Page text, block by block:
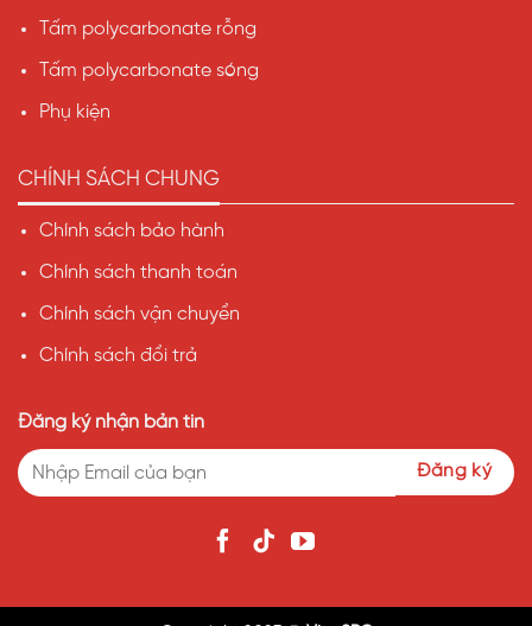
Tấm polycarbonate rỗng
Tấm polycarbonate sóng
Phụ kiện
CHÍNH SÁCH CHUNG
Chính sách bảo hành
Chính sách thanh toán
Chính sách vận chuyển
Chính sách đổi trả
Đăng ký nhận bản tin